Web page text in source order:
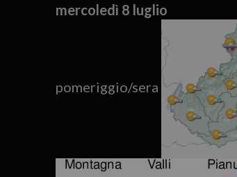
mercoledì 8 luglio
pomeriggio/sera